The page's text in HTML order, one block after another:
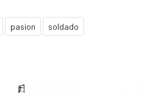
pasion soldado